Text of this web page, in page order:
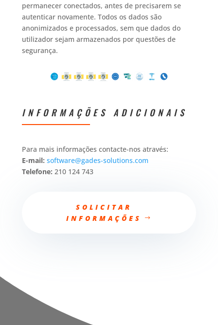
permanecer conectados, antes de precisarem se
autenticar novamente. Todos os dados são
anonimizados e processados, sem que dados do
utilizador sejam armazenados por questões de
segurança.
INFORMAÇÕES ADICIONAIS
Para mais informações contacte-nos através:
E-mail: software@gades-solutions.com
Telefone: 210 124 743
SOLICITAR
INFORMAÇÕES